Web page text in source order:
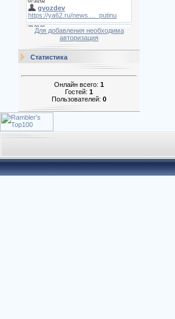
Для добавления необходима
авторизация
Статистика
Онлайн всего: 1
Гостей: 1
Пользователей: 0